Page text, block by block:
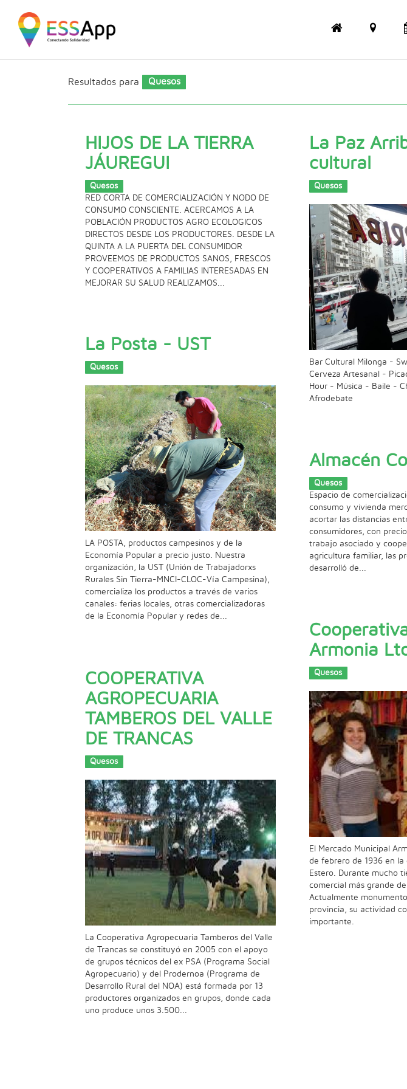
Resultados para Quesos
HIJOS DE LA TIERRA
JÁUREGUI
Quesos
RED CORTA DE COMERCIALIZACIÓN Y NODO DE
CONSUMO CONSCIENTE. ACERCAMOS A LA
POBLACIÓN PRODUCTOS AGRO ECOLOGICOS
DIRECTOS DESDE LOS PRODUCTORES. DESDE LA
QUINTA A LA PUERTA DEL CONSUMIDOR
PROVEEMOS DE PRODUCTOS SANOS, FRESCOS
Y COOPERATIVOS A FAMILIAS INTERESADAS EN
MEJORAR SU SALUD REALIZAMOS...
La Paz
cultural
Quesos
Bar Cultural Milonga -
Cerveza Artesanal -
Hour - Música - Baile -
Afrodebate
La Posta - UST
Quesos
LA POSTA, productos campesinos y de la
Economía Popular a precio justo. Nuestra
organización, la UST (Unión de Trabajadorxs
Rurales Sin Tierra-MNCI-CLOC-Vía Campesina),
comercializa los productos a través de varios
canales: ferias locales, otras comercializadoras
de la Economía Popular y redes de...
Almacén
Quesos
Espacio de
consumo y vivienda
acortar las distancias
consumidores, con
trabajo asociado y
agricultura familiar, las
desarrolló de...
Armonia
Quesos
El Mercado Municipal
de febrero de 1936 en la
Estero. Durante mucho
comercial más grande
Actualmente
provincia, su actividad
importante.
COOPERATIVA
AGROPECUARIA
TAMBEROS DEL VALLE
DE TRANCAS
Quesos
La Cooperativa Agropecuaria Tamberos del Valle
de Trancas se constituyó en 2005 con el apoyo
de grupos técnicos del ex PSA (Programa Social
Agropecuario) y del Prodernoa (Programa de
Desarrollo Rural del NOA) está formada por 13
productores organizados en grupos, donde cada
uno produce unos 3.500...